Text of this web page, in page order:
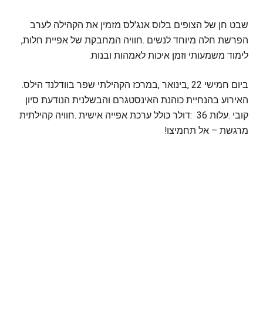
‬הפרשת‭ ‬חלה‭ ‬מיוחד‭ ‬לנשים‭. ‬חוויה‭ ‬המחבקת‭ ‬של‭ ‬אפיית‭ ‬חלות‭,
‬לימוד‭ ‬משמעותי‭ ‬וזמן‭ ‬איכות‭ ‬לאמהות‭ ‬ובנות‭. ‬
ביום‭ ‬חמישי‭, ‬22‭ ‬בינואר‭, ‬במרכז‭ ‬הקהילתי‭ ‬שפר‭ ‬בוודלנד‭ ‬הילס‭.
‬מרגשת‭ – ‬אל‭ ‬תחמיצו‭! ‬